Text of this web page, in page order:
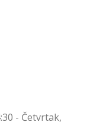
- Četvrtak,